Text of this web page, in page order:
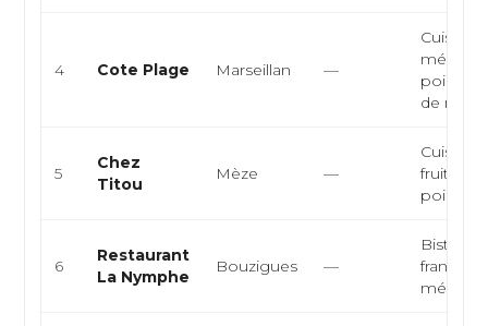
4 Cote Plage Marseillan —
Cuisine
de mer,
5
Chez
Titou
Mèze —
Cuisine
fruits de
poisson
6
Restaurant
La Nymphe
Bouzigues —
Bistrot,